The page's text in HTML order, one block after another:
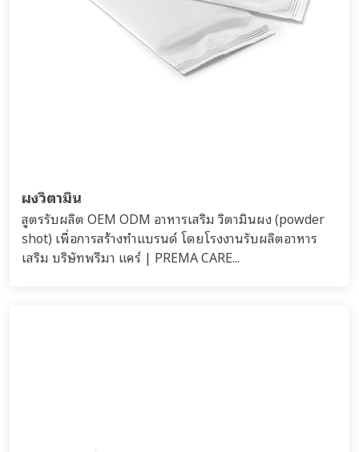
ผงวิตามิน
สูตรรับผลิต OEM ODM อาหารเสริม วิตามินผง (powder
shot) เพื่อการสร้างทำแบรนด์ โดยโรงงานรับผลิตอาหาร
เสริม บริษัทพรีมา แคร์ | PREMA CARE...